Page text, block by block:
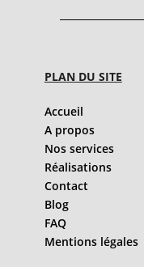
PLAN DU SITE
Accueil
A propos
Nos services
Réalisations
Contact
Blog
FAQ
Mentions légales